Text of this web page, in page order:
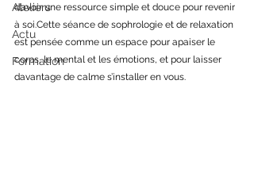
Ateliers
Actu
Formation
d’avoir une ressource simple et douce pour revenir
à soi.Cette séance de sophrologie et de relaxation
est pensée comme un espace pour apaiser le
corps, le mental et les émotions, et pour laisser
davantage de calme s’installer en vous.